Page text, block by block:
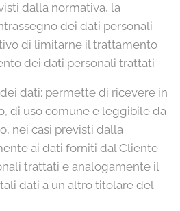
dalla normativa, la
dei dati personali
di limitarne il trattamento
dei dati personali trattati
dati: permette di ricevere in
di uso comune e leggibile da
nei casi previsti dalla
ai dati forniti dal Cliente
trattati e analogamente il
dati a un altro titolare del